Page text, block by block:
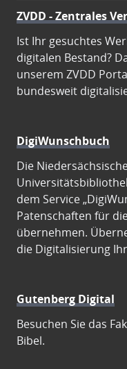
ZVDD - Zentrales
Ist Ihr gesuchtes
digitalen Bestand?
unserem ZVDD
bundesweit
DigiWunschbuch
Die
dem Service
Patenschaften für
übernehmen.
die Digitalisierung
Gutenberg Digital
Besuchen Sie das
Bibel.